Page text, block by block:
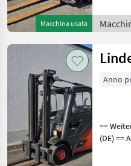
Macchina usata
Heizung
Anno
==
(DE) == Ausstattung : ----------